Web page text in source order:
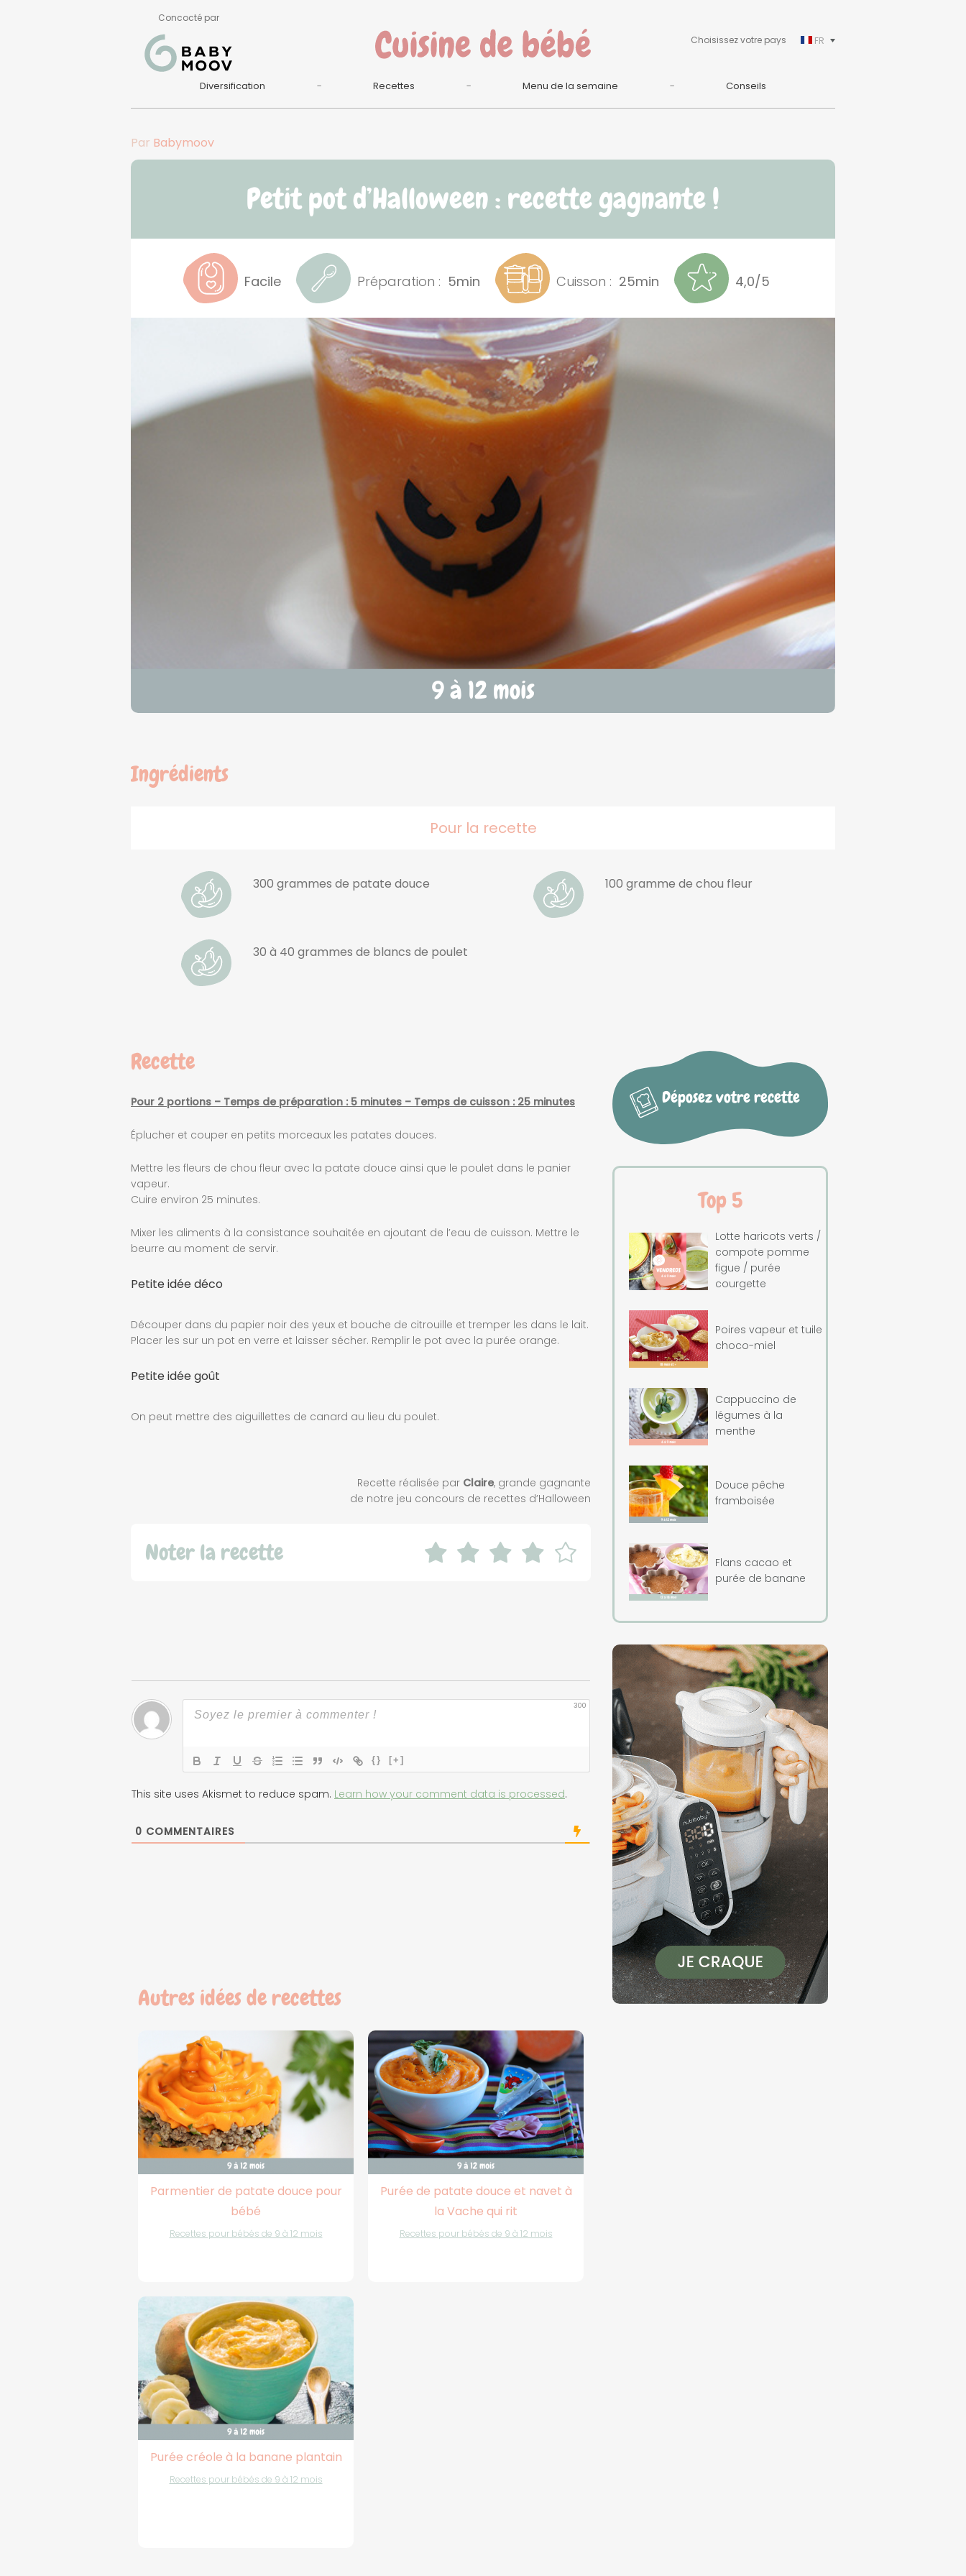
Concocté par
Choisissez votre pays
FR
Diversification Recettes Menu de la semaine Conseils
Par Babymoov
Petit pot d’Halloween : recette gagnante !
Facile Préparation : 5min Cuisson : 25min 4,0/5
Ingrédients
Pour la recette
300 grammes de patate douce 100 gramme de chou fleur
30 à 40 grammes de blancs de poulet
Recette
Pour 2 portions – Temps de préparation : 5 minutes – Temps de cuisson : 25 minutes
Éplucher et couper en petits morceaux les patates douces.
Mettre les fleurs de chou fleur avec la patate douce ainsi que le poulet dans le panier
vapeur.
Cuire environ 25 minutes.
Mixer les aliments à la consistance souhaitée en ajoutant de l’eau de cuisson. Mettre le
beurre au moment de servir.
Petite idée déco
Découper dans du papier noir des yeux et bouche de citrouille et tremper les dans le lait.
Placer les sur un pot en verre et laisser sécher. Remplir le pot avec la purée orange.
Petite idée goût
On peut mettre des aiguillettes de canard au lieu du poulet.
Recette réalisée par Claire, grande gagnante
de notre jeu concours de recettes d’Halloween
Noter la recette
300
{} [+]
This site uses Akismet to reduce spam. Learn how your comment data is processed.
0 COMMENTAIRES
Autres idées de recettes
Parmentier de patate douce pour
bébé
Recettes pour bébés de 9 à 12 mois
Purée de patate douce et navet à
la Vache qui rit
Recettes pour bébés de 9 à 12 mois
Purée créole à la banane plantain
Recettes pour bébés de 9 à 12 mois
Déposez votre recette
Top 5
Lotte haricots verts /
compote pomme
figue / purée
courgette
Poires vapeur et tuile
choco-miel
Cappuccino de
légumes à la
menthe
Douce pêche
framboisée
Flans cacao et
purée de banane